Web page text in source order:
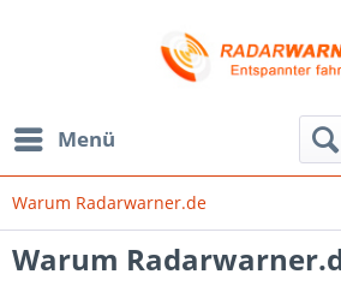
Menü
Warum Radarwarner.de
Warum